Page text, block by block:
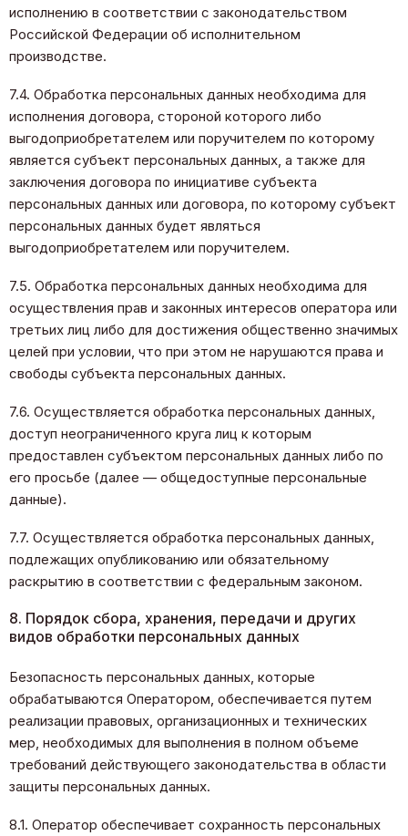
исполнению в соответствии с законодательством
Российской Федерации об исполнительном
производстве.
7.4. Обработка персональных данных необходима для
исполнения договора, стороной которого либо
выгодоприобретателем или поручителем по которому
является субъект персональных данных, а также для
заключения договора по инициативе субъекта
персональных данных или договора, по которому субъект
персональных данных будет являться
выгодоприобретателем или поручителем.
7.5. Обработка персональных данных необходима для
осуществления прав и законных интересов оператора или
третьих лиц либо для достижения общественно значимых
целей при условии, что при этом не нарушаются права и
свободы субъекта персональных данных.
7.6. Осуществляется обработка персональных данных,
доступ неограниченного круга лиц к которым
предоставлен субъектом персональных данных либо по
его просьбе (далее — общедоступные персональные
данные).
7.7. Осуществляется обработка персональных данных,
подлежащих опубликованию или обязательному
раскрытию в соответствии с федеральным законом.
8. Порядок сбора, хранения, передачи и других
видов обработки персональных данных
Безопасность персональных данных, которые
обрабатываются Оператором, обеспечивается путем
реализации правовых, организационных и технических
мер, необходимых для выполнения в полном объеме
требований действующего законодательства в области
защиты персональных данных.
8.1. Оператор обеспечивает сохранность персональных